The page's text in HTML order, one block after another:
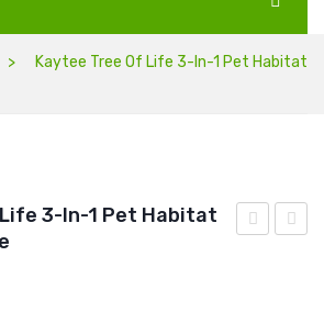
Kaytee Tree Of Life 3-In-1 Pet Habitat
3-In-1 Pet Habitat